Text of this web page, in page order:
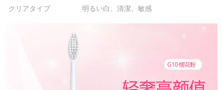
クリアタイプ
明るい白、清潔、敏感